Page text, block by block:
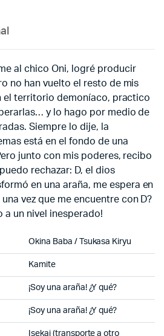
al chico Oni, logré producir
no han vuelto el resto de mis
el territorio demoníaco, practico
y lo hago por medio de
Siempre lo dije, la
está en el fondo de una
junto con mis poderes, recibo
rechazar: D, el dios
en una araña, me espera en
vez que me encuentre con D?
a un nivel inesperado!
Okina Baba / Tsukasa Kiryu
Kamite
¡Soy una araña! ¿Y qué?
¡Soy una araña! ¿Y qué?
Isekai (transporte a otro